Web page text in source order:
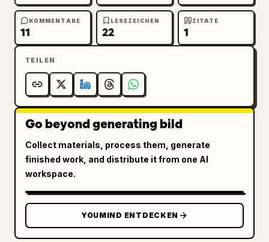
KOMMENTARE
11
LESEZEICHEN
22
ZITATE
1
TEILEN
Go beyond generating bild
Collect materials, process them, generate
finished work, and distribute it from one AI
workspace.
YOUMIND ENTDECKEN